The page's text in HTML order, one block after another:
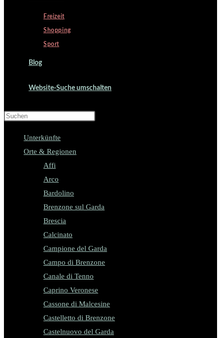
Freizeit
Shopping
Sport
Blog
Website-Suche umschalten
Unterkünfte
Orte & Regionen
Affi
Arco
Bardolino
Brenzone sul Garda
Brescia
Calcinato
Campione del Garda
Campo di Brenzone
Canale di Tenno
Caprino Veronese
Cassone di Malcesine
Castelletto di Brenzone
Castelnuovo del Garda